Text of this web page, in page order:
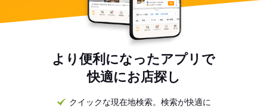
より便利になったアプリで
快適にお店探し
クイックな現在地検索。検索が快適に